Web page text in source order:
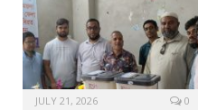
JULY 21, 2026 0